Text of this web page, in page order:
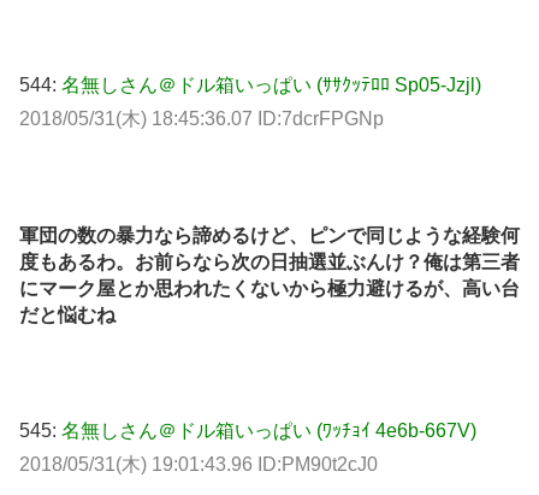
544: 名無しさん＠ドル箱いっぱい (ｻｻｸｯﾃﾛﾛ Sp05-Jzjl)
2018/05/31(木) 18:45:36.07 ID:7dcrFPGNp
軍団の数の暴力なら諦めるけど、ピンで同じような経験何
度もあるわ。お前らなら次の日抽選並ぶんけ？俺は第三者
にマーク屋とか思われたくないから極力避けるが、高い台
だと悩むね
545: 名無しさん＠ドル箱いっぱい (ﾜｯﾁｮｲ 4e6b-667V)
2018/05/31(木) 19:01:43.96 ID:PM90t2cJ0